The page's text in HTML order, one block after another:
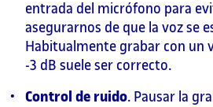
entrada del micrófono para
asegurarnos de que la voz se
Habitualmente grabar con un
-3 dB suele ser correcto.
Control de ruido. Pausar la